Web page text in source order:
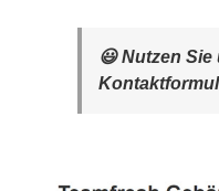
😃 Nutzen Sie